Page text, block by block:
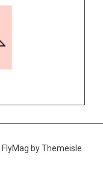
FlyMag by Themeisle.